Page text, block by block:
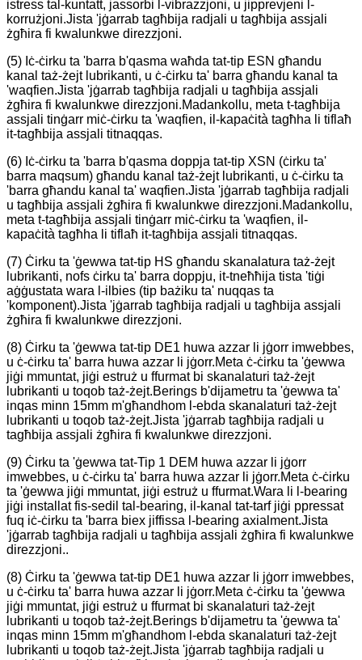
istress tal-kuntatt, jassorbi l-vibrazzjoni, u jipprevjeni l-
korrużjoni.Jista 'jġarrab tagħbija radjali u tagħbija assjali
żgħira fi kwalunkwe direzzjoni.
(5) Iċ-ċirku ta 'barra b'qasma waħda tat-tip ESN għandu
kanal taż-żejt lubrikanti, u ċ-ċirku ta' barra għandu kanal ta
'waqfien.Jista 'jġarrab tagħbija radjali u tagħbija assjali
żgħira fi kwalunkwe direzzjoni.Madankollu, meta t-tagħbija
assjali tinġarr miċ-ċirku ta 'waqfien, il-kapaċità tagħha li tiflaħ
it-tagħbija assjali titnaqqas.
(6) Iċ-ċirku ta 'barra b'qasma doppja tat-tip XSN (ċirku ta'
barra maqsum) għandu kanal taż-żejt lubrikanti, u ċ-ċirku ta
'barra għandu kanal ta' waqfien.Jista 'jġarrab tagħbija radjali
u tagħbija assjali żgħira fi kwalunkwe direzzjoni.Madankollu,
meta t-tagħbija assjali tinġarr miċ-ċirku ta 'waqfien, il-
kapaċità tagħha li tiflaħ it-tagħbija assjali titnaqqas.
(7) Ċirku ta 'ġewwa tat-tip HS għandu skanalatura taż-żejt
lubrikanti, nofs ċirku ta' barra doppju, it-tneħħija tista 'tiġi
aġġustata wara l-ilbies (tip bażiku ta' nuqqas ta
'komponent).Jista 'jġarrab tagħbija radjali u tagħbija assjali
żgħira fi kwalunkwe direzzjoni.
(8) Ċirku ta 'ġewwa tat-tip DE1 huwa azzar li jġorr imwebbes,
u ċ-ċirku ta' barra huwa azzar li jġorr.Meta ċ-ċirku ta 'ġewwa
jiġi mmuntat, jiġi estruż u ffurmat bi skanalaturi taż-żejt
lubrikanti u toqob taż-żejt.Berings b'dijametru ta 'ġewwa ta'
inqas minn 15mm m'għandhom l-ebda skanalaturi taż-żejt
lubrikanti u toqob taż-żejt.Jista 'jġarrab tagħbija radjali u
tagħbija assjali żgħira fi kwalunkwe direzzjoni.
(9) Ċirku ta 'ġewwa tat-Tip 1 DEM huwa azzar li jġorr
imwebbes, u ċ-ċirku ta' barra huwa azzar li jġorr.Meta ċ-ċirku
ta 'ġewwa jiġi mmuntat, jiġi estruż u ffurmat.Wara li l-bearing
jiġi installat fis-sedil tal-bearing, il-kanal tat-tarf jiġi ppressat
fuq iċ-ċirku ta 'barra biex jiffissa l-bearing axialment.Jista
'jġarrab tagħbija radjali u tagħbija assjali żgħira fi kwalunkwe
direzzjoni..
(8) Ċirku ta 'ġewwa tat-tip DE1 huwa azzar li jġorr imwebbes,
u ċ-ċirku ta' barra huwa azzar li jġorr.Meta ċ-ċirku ta 'ġewwa
jiġi mmuntat, jiġi estruż u ffurmat bi skanalaturi taż-żejt
lubrikanti u toqob taż-żejt.Berings b'dijametru ta 'ġewwa ta'
inqas minn 15mm m'għandhom l-ebda skanalaturi taż-żejt
lubrikanti u toqob taż-żejt.Jista 'jġarrab tagħbija radjali u